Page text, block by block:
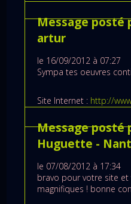
Message posté
artur
le 16/09/2012 à 07:27
Sympa tes oeuvres
Site Internet : http://
Message posté
Huguette -
le 07/08/2012 à 17:34
bravo pour votre site
magnifiques ! bonne